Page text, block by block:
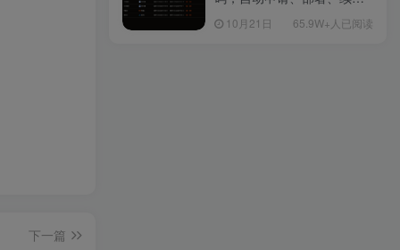
下一篇
10月21日 65.9W+人已阅读